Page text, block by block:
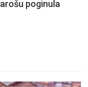
poginula